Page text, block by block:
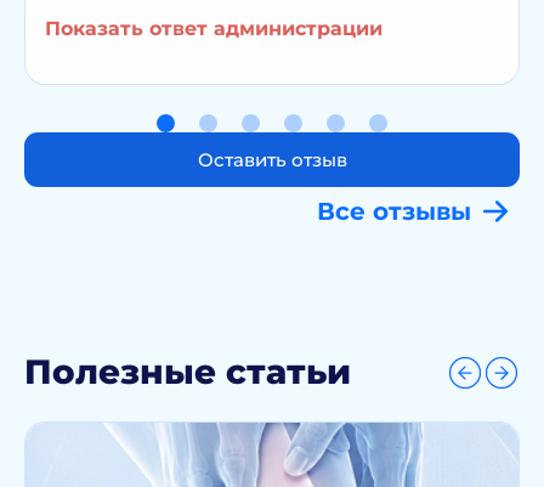
Показать ответ администрации
Оставить отзыв
Все отзывы
Полезные статьи